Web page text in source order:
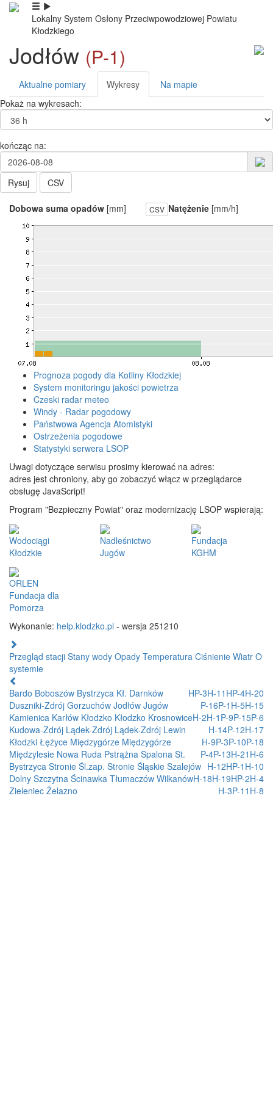
Lokalny System Osłony Przeciwpowodziowej Powiatu
Kłodzkiego
Jodłów (P-1)
Aktualne pomiary Wykresy
Na mapie
Pokaż na wykresach:
kończąc na:
Rysuj CSV
Dobowa suma opadów [mm] CSV Natężenie [mm/h]
Prognoza pogody dla Kotliny Kłodzkiej
System monitoringu jakości powietrza
Czeski radar meteo
Windy - Radar pogodowy
Państwowa Agencja Atomistyki
Ostrzeżenia pogodowe
Statystyki serwera LSOP
Uwagi dotyczące serwisu prosimy kierować na adres:
adres jest chroniony, aby go zobaczyć włącz w przeglądarce
obsługę JavaScript!
Program "Bezpieczny Powiat" oraz modernizację LSOP wspierają:
Wodociągi
Kłodzkie
Nadleśnictwo
Jugów
Fundacja
KGHM
ORLEN
Fundacja dla
Pomorza
Wykonanie: help.klodzko.pl - wersja 251210
Przegląd stacji Stany wody Opady Temperatura Ciśnienie Wiatr O
systemie
Bardo
H-20
Boboszów HP-4
Bystrzyca Kł. H-11
Darnków
HP-3
Duszniki-Zdrój
H-15
Gorzuchów H-5
Jodłów P-1
Jugów
P-16
Kamienica
P-6
Karłów P-15
Kłodzko P-9
Kłodzko H-1
KrosnowiceH-2
Kudowa-Zdrój
H-17
Lądek-Zdrój P-12
Lądek-Zdrój H-14
Lewin
Kłodzki
P-18
Łężyce P-10
Międzygórze P-3
Międzygórze
H-9
Międzylesie
H-6
Nowa Ruda H-21
Pstrążna P-13
Spalona P-4
St.
Bystrzyca
H-10
Stronie Śl.zap. HP-1
Stronie Śląskie H-12
Szalejów
Dolny
H-4
Szczytna HP-2
Ścinawka H-19
Tłumaczów H-18
Wilkanów
H-8
Zieleniec P-11
Żelazno H-3